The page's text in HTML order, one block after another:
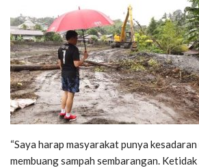
“Saya harap masyarakat punya
membuang sampah sembarangan.